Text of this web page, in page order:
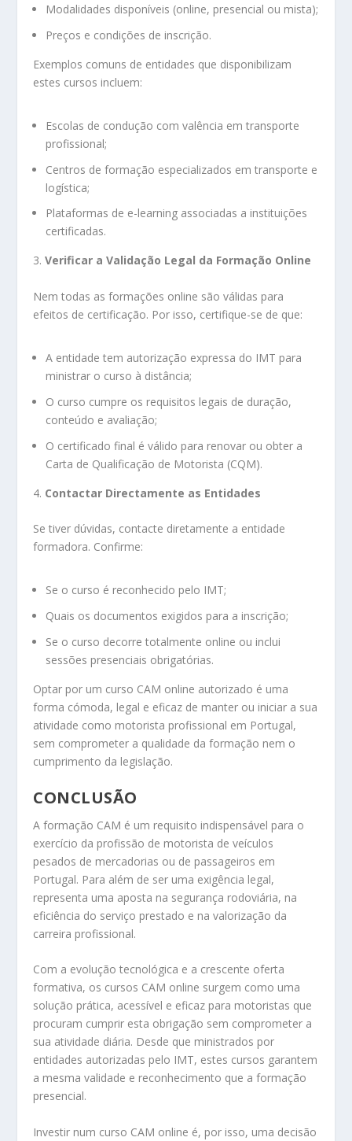
Modalidades disponíveis (online, presencial ou mista);
Preços e condições de inscrição.
Exemplos comuns de entidades que disponibilizam
estes cursos incluem:
Escolas de condução com valência em transporte
profissional;
Centros de formação especializados em transporte e
logística;
Plataformas de e-learning associadas a instituições
certificadas.
3.Verificar a Validação Legal da Formação Online
Nem todas as formações online são válidas para
efeitos de certificação. Por isso, certifique-se de que:
A entidade tem autorização expressa do IMT para
ministrar o curso à distância;
O curso cumpre os requisitos legais de duração,
conteúdo e avaliação;
O certificado final é válido para renovar ou obter a
Carta de Qualificação de Motorista (CQM).
4. Contactar Directamente as Entidades
Se tiver dúvidas, contacte diretamente a entidade
formadora. Confirme:
Se o curso é reconhecido pelo IMT;
Quais os documentos exigidos para a inscrição;
Se o curso decorre totalmente online ou inclui
sessões presenciais obrigatórias.
Optar por um curso CAM online autorizado é uma
forma cómoda, legal e eficaz de manter ou iniciar a sua
atividade como motorista profissional em Portugal,
sem comprometer a qualidade da formação nem o
cumprimento da legislação.
CONCLUSÃO
A formação CAM é um requisito indispensável para o
exercício da profissão de motorista de veículos
pesados de mercadorias ou de passageiros em
Portugal. Para além de ser uma exigência legal,
representa uma aposta na segurança rodoviária, na
eficiência do serviço prestado e na valorização da
carreira profissional.
Com a evolução tecnológica e a crescente oferta
formativa, os cursos CAM online surgem como uma
solução prática, acessível e eficaz para motoristas que
procuram cumprir esta obrigação sem comprometer a
sua atividade diária. Desde que ministrados por
entidades autorizadas pelo IMT, estes cursos garantem
a mesma validade e reconhecimento que a formação
presencial.
Investir num curso CAM online é, por isso, uma decisão